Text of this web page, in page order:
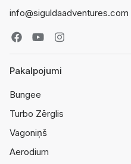
info@siguldaadventures.com
Pakalpojumi
Bungee
Turbo Zērglis
Vagoniņš
Aerodium